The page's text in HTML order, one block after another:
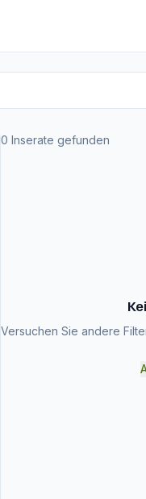
0 Inserate gefunden
Versuchen Sie andere